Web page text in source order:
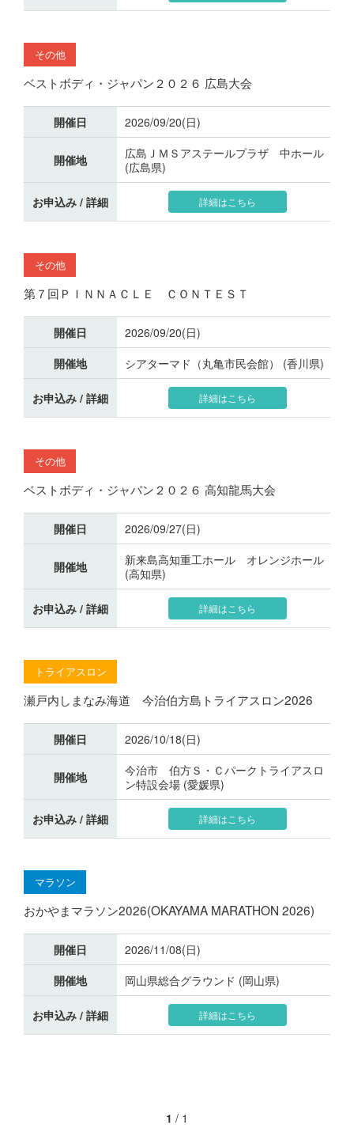
その他
ベストボディ・ジャパン２０２６ 広島大会
開催日 2026/09/20(日)
開催地
広島ＪＭＳアステールプラザ 中ホール
(広島県)
お申込み / 詳細 詳細はこちら
その他
第７回ＰＩＮＮＡＣＬＥ ＣＯＮＴＥＳＴ
開催日
2026/09/20(日)
開催地
シアターマド（丸亀市民会館） (香川県)
お申込み / 詳細 詳細はこちら
その他
ベストボディ・ジャパン２０２６ 高知龍馬大会
開催日 2026/09/27(日)
開催地
新来島高知重工ホール オレンジホール
(高知県)
お申込み / 詳細 詳細はこちら
トライアスロン
瀬戸内しまなみ海道 今治伯方島トライアスロン2026
開催日 2026/10/18(日)
開催地
今治市 伯方Ｓ・Ｃパークトライアスロ
ン特設会場 (愛媛県)
お申込み / 詳細 詳細はこちら
マラソン
おかやまマラソン2026(OKAYAMA MARATHON 2026)
開催日
2026/11/08(日)
開催地
岡山県総合グラウンド (岡山県)
お申込み / 詳細 詳細はこちら
1 / 1